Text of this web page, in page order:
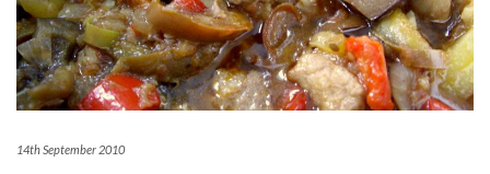
14th September 2010